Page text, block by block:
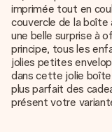
imprimée tout en
couvercle de la boîte
une belle surprise à
principe, tous les
jolies petites
dans cette jolie
plus parfait des
présent votre